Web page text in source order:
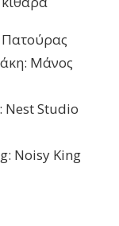
Πατούρας
Μάνος
Nest Studio
Noisy King